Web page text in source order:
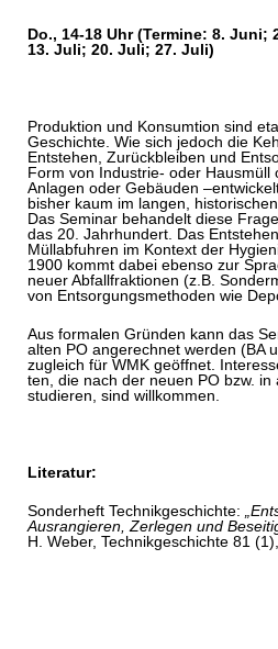
Do., 14-18 Uhr (Termine: 8.
13. Juli; 20. Juli; 27. Juli)
Produktion und Konsumtion sind
Geschichte. Wie sich jedoch die
Entstehen, Zurückbleiben und
Form von Industrie- oder Hausmüll
Anlagen oder Gebäuden
bisher kaum im langen,
Das Seminar behandelt diese
das 20. Jahrhundert. Das
Müllabfuhren im Kontext der
1900 kommt dabei ebenso zur
neuer Abfallfraktionen (z.B.
von Entsorgungsmethoden wie
Aus formalen Gründen kann das
alten PO angerechnet werden (BA
zugleich für WMK geöffnet.
ten, die nach der neuen PO bzw.
studieren, sind willkommen.
Literatur:
Sonderheft Technikgeschichte:
Ausrangieren, Zerlegen und
H. Weber, Technikgeschichte 81